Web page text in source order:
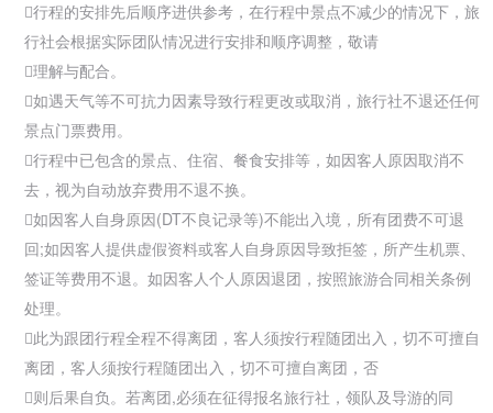
行程的安排先后顺序进供参考，在行程中景点不减少的情况下，旅
行社会根据实际团队情况进行安排和顺序调整，敬请
理解与配合。
如遇天气等不可抗力因素导致行程更改或取消，旅行社不退还任何
景点门票费用。
行程中已包含的景点、住宿、餐食安排等，如因客人原因取消不
去，视为自动放弃费用不退不换。
如因客人自身原因(DT不良记录等)不能出入境，所有团费不可退
回;如因客人提供虚假资料或客人自身原因导致拒签，所产生机票、
签证等费用不退。如因客人个人原因退团，按照旅游合同相关条例
处理。
此为跟团行程全程不得离团，客人须按行程随团出入，切不可擅自
离团，客人须按行程随团出入，切不可擅自离团，否
则后果自负。若离团,必须在征得报名旅行社，领队及导游的同